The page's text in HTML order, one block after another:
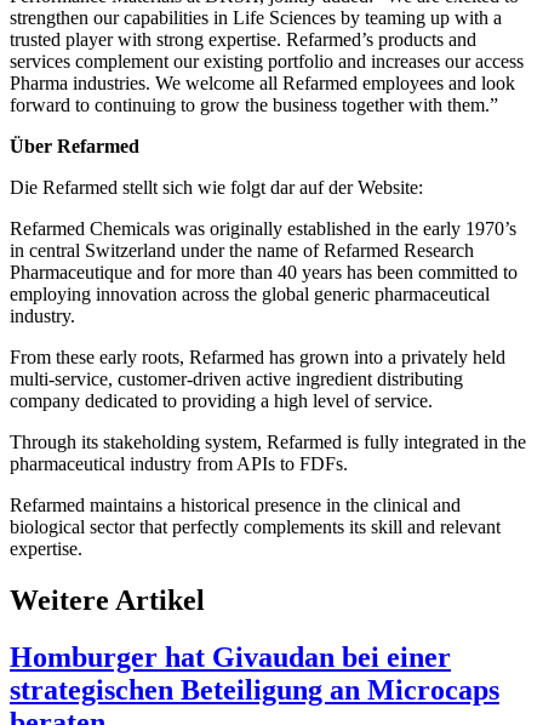
strengthen our capabilities in Life Sciences by teaming up with a
trusted player with strong expertise. Refarmed’s products and
services complement our existing portfolio and increases our access
Pharma industries. We welcome all Refarmed employees and look
forward to continuing to grow the business together with them.”
Über Refarmed
Die Refarmed stellt sich wie folgt dar auf der Website:
Refarmed Chemicals was originally established in the early 1970’s
in central Switzerland under the name of Refarmed Research
Pharmaceutique and for more than 40 years has been committed to
employing innovation across the global generic pharmaceutical
industry.
From these early roots, Refarmed has grown into a privately held
multi-service, customer-driven active ingredient distributing
company dedicated to providing a high level of service.
Through its stakeholding system, Refarmed is fully integrated in the
pharmaceutical industry from APIs to FDFs.
Refarmed maintains a historical presence in the clinical and
biological sector that perfectly complements its skill and relevant
expertise.
Weitere Artikel
Homburger hat Givaudan bei einer
strategischen Beteiligung an Microcaps